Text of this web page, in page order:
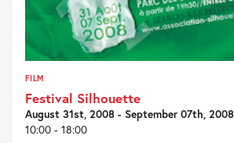
FILM
Festival Silhouette
August 31st, 2008 - September 07th, 2008
10:00 - 18:00